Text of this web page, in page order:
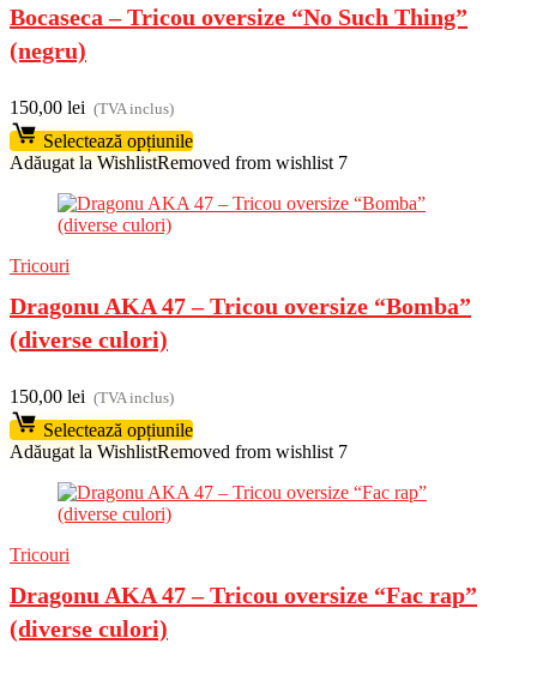
Bocaseca – Tricou oversize “No Such Thing”
(negru)
150,00 lei (TVA inclus)
Selectează opțiunile
Adăugat la WishlistRemoved from wishlist 7
Tricouri
Dragonu AKA 47 – Tricou oversize “Bomba”
(diverse culori)
150,00 lei (TVA inclus)
Selectează opțiunile
Adăugat la WishlistRemoved from wishlist 7
Tricouri
Dragonu AKA 47 – Tricou oversize “Fac rap”
(diverse culori)